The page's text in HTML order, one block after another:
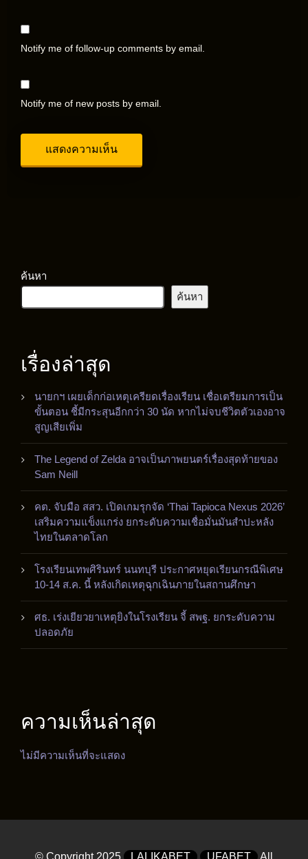
Notify me of follow-up comments by email.
Notify me of new posts by email.
ค้นหา
ค้นหา
เรื่องล่าสุด
นายกฯ เผยเด็กก่อเหตุเครียดเรื่องเรียน เชื่อเตรียมการเป็น
ขั้นตอน ชี้มีกระสุนอีกกว่า 30 นัด หากไม่จบชีวิตตัวเองอาจ
สูญเสียเพิ่ม
The Legend of Zelda อาจเป็นภาพยนตร์เรื่องสุดท้ายของ
Sam Neill
คต. จับมือ สสว. เปิดเกมรุกจัด ‘Thai Tapioca Nexus 2026’
เสริมความแข็งแกร่ง ยกระดับความเชื่อมั่นมันสำปะหลัง
ไทยในตลาดโลก
โรงเรียนเทพศิรินทร์ นนทบุรี ประกาศหยุดเรียนกรณีพิเศษ
10-14 ส.ค. นี้ หลังเกิดเหตุฉุกเฉินภายในสถานศึกษา
ศธ. เร่งเยียวยาเหตุยิงในโรงเรียน จี้ สพฐ. ยกระดับความ
ปลอดภัย
ความเห็นล่าสุด
ไม่มีความเห็นที่จะแสดง
© Copyright 2025 LALIKABET UFABET All